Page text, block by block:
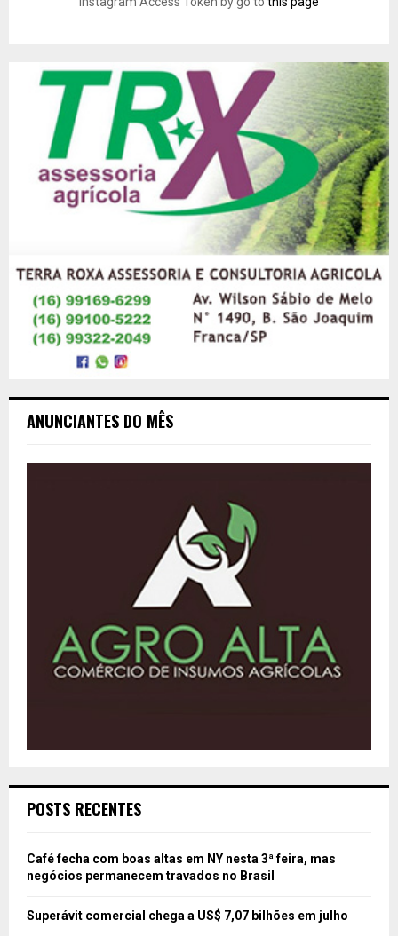
ANUNCIANTES DO MÊS
POSTS RECENTES
Café fecha com boas altas em NY nesta 3ª feira, mas
negócios permanecem travados no Brasil
Superávit comercial chega a US$ 7,07 bilhões em julho